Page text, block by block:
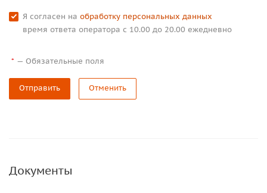
Я согласен на обработку персональных данных
время ответа оператора с 10.00 до 20.00 ежедневно
* — Обязательные поля
Отправить Отменить
Документы